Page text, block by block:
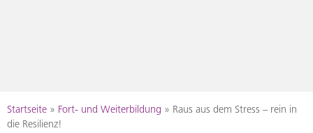
to
Startseite » Fort- und Weiterbildung » Raus aus dem Stress – rein in
die Resilienz!